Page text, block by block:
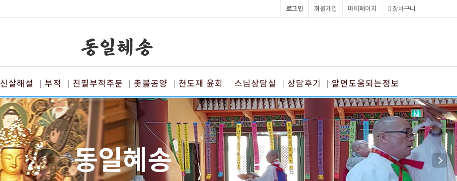
장바구니
마이페이지
회원가입
로그인
신살해설 부적 친필부적주문 촛불공양 천도재 윤회 스님상담실 상담후기 알면도움되는정보
동일혜송